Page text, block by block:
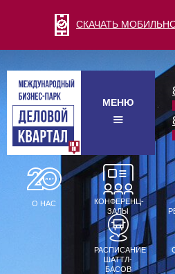
СКАЧАТЬ
МЕНЮ
О НАС
КОНФЕРЕНЦ-
ЗАЛЫ
РАСПИСАНИЕ
ШАТТЛ-
БАСОВ